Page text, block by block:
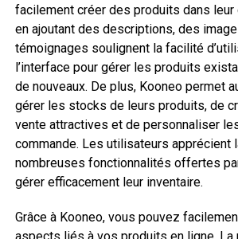
facilement créer des produits dans leur
en ajoutant des descriptions, des
témoignages soulignent la facilité
l’interface pour gérer les produits
de nouveaux. De plus, Kooneo permet
gérer les stocks de leurs produits, de
vente attractives et de personnaliser
commande. Les utilisateurs apprécient
nombreuses fonctionnalités offertes
gérer efficacement leur inventaire.
Grâce à Kooneo, vous pouvez